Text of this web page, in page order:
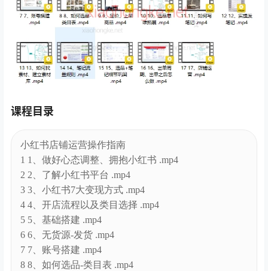
课程目录
小红书店铺运营操作指南
1 1、做好心态调整、拥抱小红书 .mp4
2 2、了解小红书平台 .mp4
3 3、小红书7大变现方式 .mp4
4 4、开店流程以及类目选择 .mp4
5 5、基础搭建 .mp4
6 6、无货源-发货 .mp4
7 7、账号搭建 .mp4
8 8、如何选品-类目表 .mp4